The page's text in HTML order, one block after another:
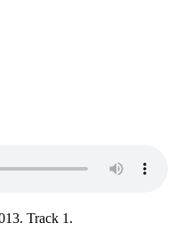
Track 1.